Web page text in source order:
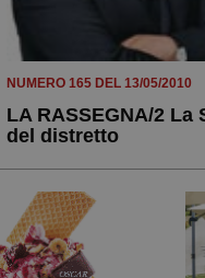
NUMERO 165 DEL 13/05/2010
LA RASSEGNA/2 La
del distretto